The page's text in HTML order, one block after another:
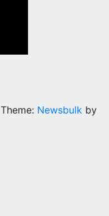
Theme: Newsbulk by